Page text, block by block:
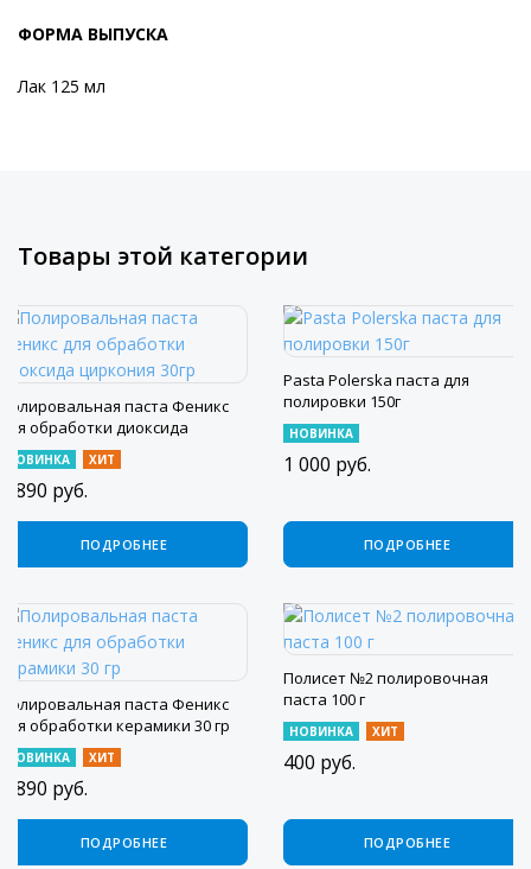
ФОРМА ВЫПУСКА
Лак 125 мл
Товары этой категории
Полировальная паста Феникс
для обработки диоксида
циркония 30гр
НОВИНКА ХИТ
6 890 руб.
ПОДРОБНЕЕ
Pasta Polerska паста для
полировки 150г
НОВИНКА
1 000 руб.
ПОДРОБНЕЕ
Полировальная паста Феникс
для обработки керамики 30 гр
НОВИНКА ХИТ
6 890 руб.
ПОДРОБНЕЕ
Полисет №2 полировочная
паста 100 г
НОВИНКА ХИТ
400 руб.
ПОДРОБНЕЕ